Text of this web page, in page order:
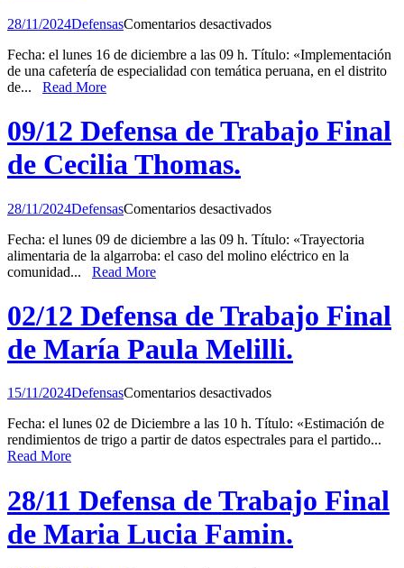
28/11/2024DefensasComentarios desactivadosen
Defensa
de
Anthony
Fecha: el lunes 16 de diciembre a las 09 h. Título: «Implementación
de una cafetería de especialidad con temática peruana, en el distrito
de... Read More
09/12 Defensa de Trabajo Final
de Cecilia Thomas.
28/11/2024DefensasComentarios desactivadosen
Defensa
de
Cecilia
Thomas.
Fecha: el lunes 09 de diciembre a las 09 h. Título: «Trayectoria
alimentaria de la algarroba: el caso del molino eléctrico en la
comunidad... Read More
02/12 Defensa de Trabajo Final
de María Paula Melilli.
15/11/2024DefensasComentarios desactivadosen
Defensa
de
María
Paula
Melilli.
Fecha: el lunes 02 de Diciembre a las 10 h. Título: «Estimación de
rendimientos de trigo a partir de datos espectrales para el partido...
Read More
28/11 Defensa de Trabajo Final
de Maria Lucia Famin.